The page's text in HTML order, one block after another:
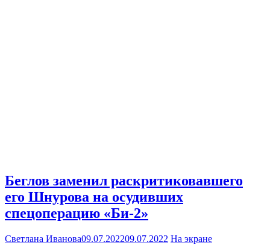
Беглов заменил раскритиковавшего
его Шнурова на осудивших
спецоперацию «Би-2»
Светлана Иванова09.07.202209.07.2022 На экране